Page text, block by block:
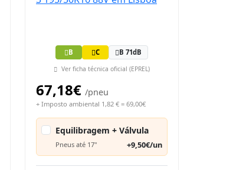
B C B 71dB
Ver ficha técnica oficial (EPREL)
67,18€ /pneu
+ Imposto ambiental 1,82 € = 69,00€
Equilibragem + Válvula
Pneus até 17" +9,50€/un